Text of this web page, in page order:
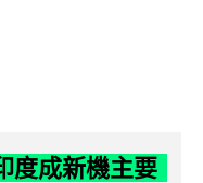
度成新機主要